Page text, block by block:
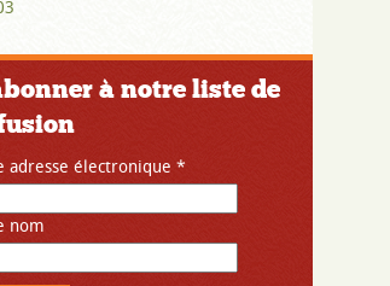
à notre liste de
adresse électronique *
nom